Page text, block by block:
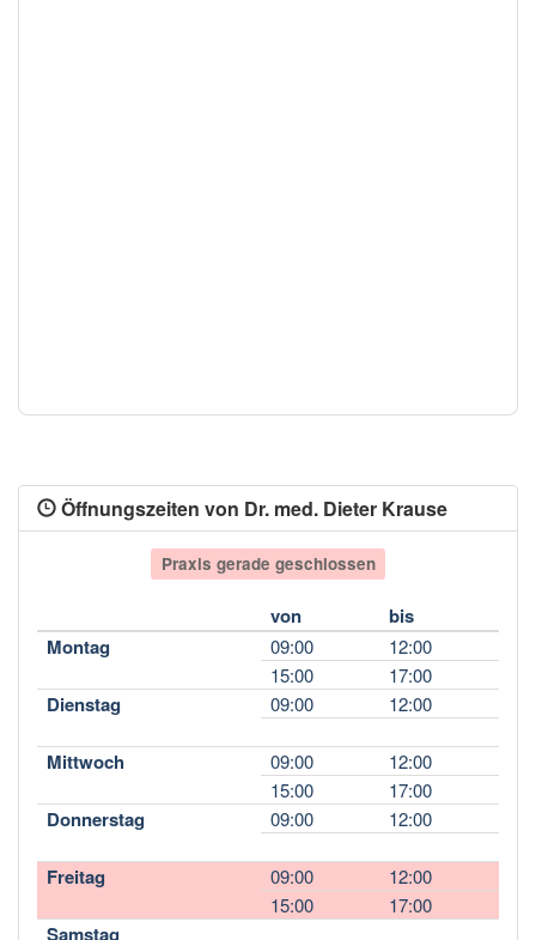
Öffnungszeiten von Dr. med. Dieter Krause
Praxis gerade geschlossen
von
bis
Montag
09:00
12:00
15:00
17:00
Dienstag 09:00 12:00
Mittwoch 09:00
12:00
15:00
17:00
Donnerstag 09:00 12:00
Freitag 09:00
12:00
15:00
17:00
Samstag